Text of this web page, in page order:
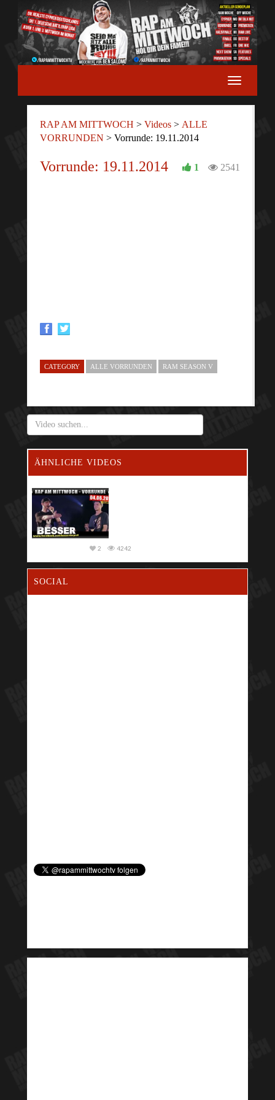
RAP AM MITTWOCH > Videos > ALLE
VORRUNDEN > Vorrunde: 19.11.2014
Vorrunde: 19.11.2014 2541
1
CATEGORY ALLE VORRUNDEN RAM SEASON V
ÄHNLICHE VIDEOS
4242
2
3494
2
SOCIAL